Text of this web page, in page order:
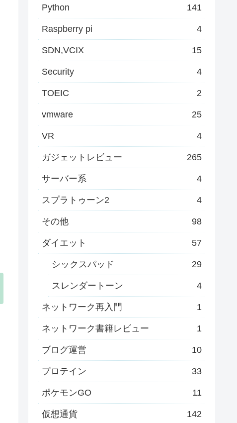
Python 141
Raspberry pi 4
SDN,VCIX 15
Security 4
TOEIC 2
vmware 25
VR 4
ガジェットレビュー 265
サーバー系 4
スプラトゥーン2 4
その他 98
ダイエット 57
シックスパッド 29
スレンダートーン 4
ネットワーク再入門 1
ネットワーク書籍レビュー 1
ブログ運営 10
プロテイン 33
ポケモンGO 11
仮想通貨 142